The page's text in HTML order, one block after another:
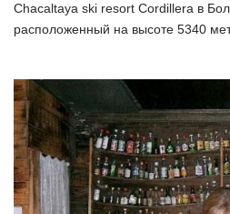
Chacaltaya ski resort Cordillera в
расположенный на высоте 5340